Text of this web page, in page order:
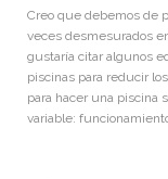
Creo que debemos de
veces desmesurados
gustaría citar algunos
piscinas para reducir
para hacer una piscina
variable: